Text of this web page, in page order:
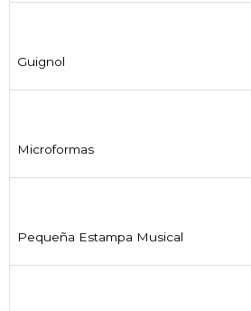
Guignol
Microformas
Pequeña Estampa Musical